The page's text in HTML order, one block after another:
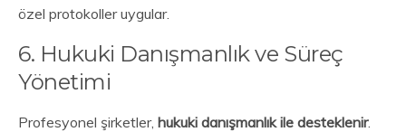
özel protokoller uygular.
6. Hukuki Danışmanlık ve Süreç
Yönetimi
Profesyonel şirketler, hukuki danışmanlık ile desteklenir.